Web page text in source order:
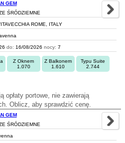
GEM
ŚRÓDZIEMNE
ROME, ITALY
do: 16/08/2026 nocy: 7
Z Oknem
1.070
Z Balkonem
1.610
Typu Suite
2.744
opłaty portowe, nie zawierają
Oblicz, aby sprawdzić cenę.
GEM
ŚRÓDZIEMNE